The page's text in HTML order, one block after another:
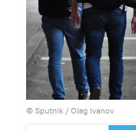
© Sputnik / Oleg Ivanov